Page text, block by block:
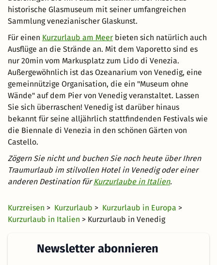
historische Glasmuseum mit seiner umfangreichen
Sammlung venezianischer Glaskunst.
Für einen Kurzurlaub am Meer bieten sich natürlich auch
Ausflüge an die Strände an. Mit dem Vaporetto sind es
nur 20min vom Markusplatz zum Lido di Venezia.
Außergewöhnlich ist das Ozeanarium von Venedig, eine
gemeinnützige Organisation, die ein "Museum ohne
Wände" auf dem Pier von Venedig veranstaltet. Lassen
Sie sich überraschen! Venedig ist darüber hinaus
bekannt für seine alljährlich stattfindenden Festivals wie
die Biennale di Venezia in den schönen Gärten von
Castello.
Zögern Sie nicht und buchen Sie noch heute über Ihren
Traumurlaub im stilvollen Hotel in Venedig oder einer
anderen Destination fürKurzurlaube in Italien.
Kurzreisen > Kurzurlaub > Kurzurlaub in Europa >
Kurzurlaub in Italien > Kurzurlaub in Venedig
Newsletter abonnieren